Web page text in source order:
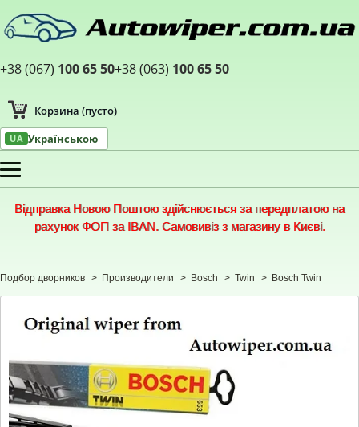
+38 (067) 100 65 50+38 (063) 100 65 50
Корзина (пусто)
UA Українською
Меню
Відправка Новою Поштою здійснюється за передплатою на
рахунок ФОП за IBAN. Самовивіз з магазину в Києві.
Подбор дворников > Производители > Bosch > Twin > Bosch Twin